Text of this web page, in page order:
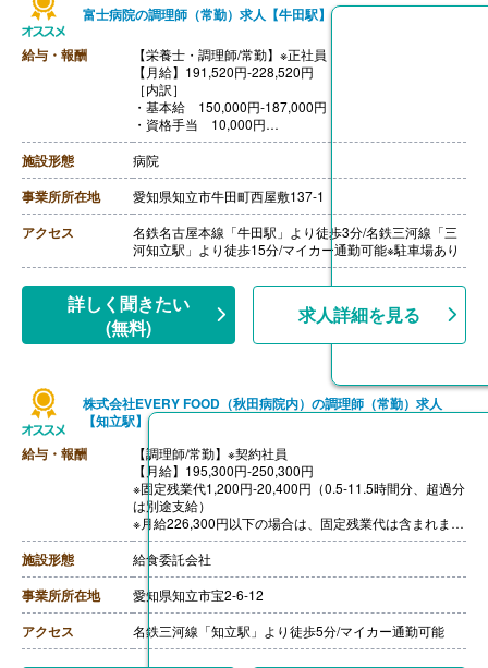
富士病院の調理師（常勤）求人【牛田駅】
給与・報酬
【栄養士・調理師/常勤】※正社員
【月給】191,520円‐228,520円
［内訳］
・基本給 150,000円‐187,000円
・資格手当 10,000円
・調整手当 21,520円
・ベースアップ手当 10,000円※金額変動あり
［その他手当］
・05:30-14:30の勤務 1,000円/日
・家族手当 配偶者5,000円 子供3,000円※所得税法上
扶養で同居の場合
【賞与】年2回（計4.00ヶ月分）※前年度実績
【通勤手当】あり（上限22,000円/月）
績
【退職金】あり※勤続3年以上
施設形態 病院
事業所所在地 愛知県知立市牛田町西屋敷137-1
アクセス
名鉄名古屋本線「牛田駅」より徒歩3分/名鉄三河線「三
河知立駅」より徒歩15分/マイカー通勤可能※駐車場あり
詳しく聞きたい
(無料)
求人詳細を見る
株式会社EVERY FOOD（秋田病院内）の調理師（常勤）求人
【知立駅】
給与・報酬
【調理師/常勤】※契約社員
【月給】195,300円-250,300円
※固定残業代1,200円-20,400円（0.5-11.5時間分、超過分
は別途支給）
※月給226,300円以下の場合は、固定残業代は含まれませ
ん（残業時間分は追加支給）
［その他手当］
・早朝手当
【賞与】年2回
【通勤手当】あり（規定あり）
【退職金】なし
施設形態 給食委託会社
事業所所在地 愛知県知立市宝2-6-12
アクセス 名鉄三河線「知立駅」より徒歩5分/マイカー通勤可能